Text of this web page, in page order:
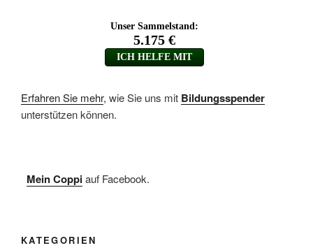
Erfahren Sie mehr, wie Sie uns mit Bildungsspender
unterstützen können.
Mein Coppiauf Facebook.
KATEGORIEN